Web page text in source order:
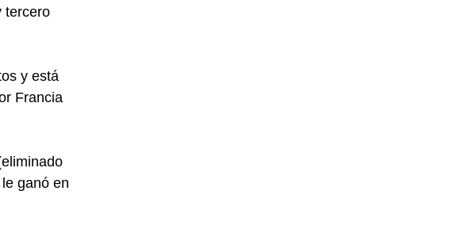
tercero
y está
Francia
ganó en